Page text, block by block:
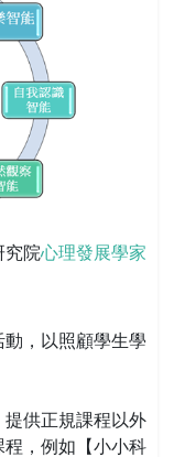
究院心理發展學家
，以照顧學生學
供正規課程以外
，例如【小小科